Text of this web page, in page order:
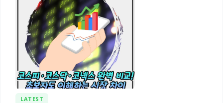
LATEST